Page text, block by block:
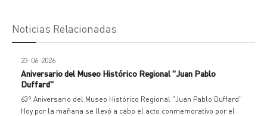
Noticias Relacionadas
23-06-2026
Aniversario del Museo Histórico Regional "Juan Pablo
Duffard"
63º Aniversario del Museo Histórico Regional "Juan Pablo Duffard"
Hoy por la mañana se llevó a cabo el acto conmemorativo por el